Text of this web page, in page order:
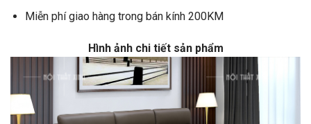
Miễn phí giao hàng trong bán kính 200KM
Hình ảnh chi tiết sản phẩm